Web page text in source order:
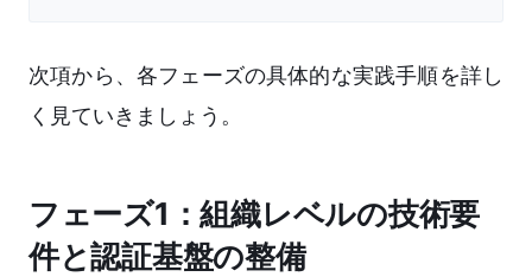
次項から、各フェーズの具体的な実践手順を詳し
く見ていきましょう。
フェーズ1：組織レベルの技術要
件と認証基盤の整備